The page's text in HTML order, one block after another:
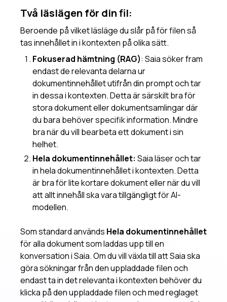
Hantera användare som Instans-administratör
Styr tillgänglighet av AI-modeller
Videoguider
Kom igång med Saia
Spara AI-svar som Word- eller Excel-dokument
Dataskydd och integritet
Två läslägen för din fil:
Beroende på vilket läsläge du slår på för filen så
tas innehållet in i kontexten på olika sätt.
Fokuserad hämtning (RAG): Saia söker fram
endast de relevanta delarna ur
dokumentinnehållet utifrån din prompt och tar
in dessa i kontexten. Detta är särskilt bra för
stora dokument eller dokumentsamlingar där
du bara behöver specifik information. Mindre
bra när du vill bearbeta ett dokument i sin
helhet.
Hela dokumentinnehållet: Saia läser och tar
in hela dokumentinnehållet i kontexten. Detta
är bra för lite kortare dokument eller när du vill
att allt innehåll ska vara tillgängligt för AI-
modellen.
Som standard används Hela dokumentinnehållet
för alla dokument som laddas upp till en
konversation i Saia. Om du vill växla till att Saia ska
göra sökningar från den uppladdade filen och
endast ta in det relevanta i kontexten behöver du
klicka på den uppladdade filen och med reglaget